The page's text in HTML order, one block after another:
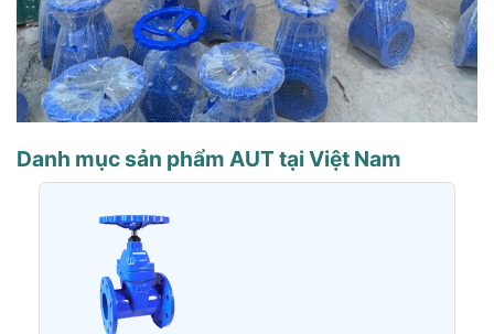
Danh mục sản phẩm AUT tại Việt Nam